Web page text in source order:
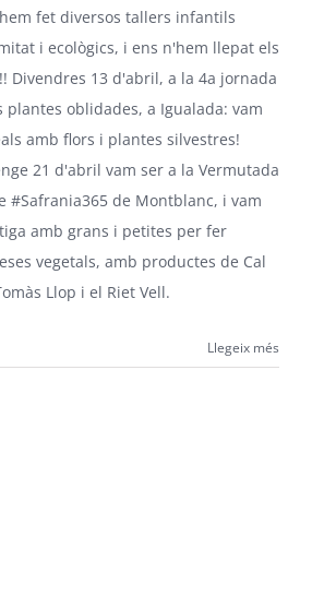
fet diversos tallers infantils
i ecològics, i ens n'hem llepat els
Divendres 13 d'abril, a la 4a jornada
plantes oblidades, a Igualada: vam
amb flors i plantes silvestres!
21 d'abril vam ser a la Vermutada
#Safrania365 de Montblanc, i vam
amb grans i petites per fer
vegetals, amb productes de Cal
Llop i el Riet Vell.
Llegeix més